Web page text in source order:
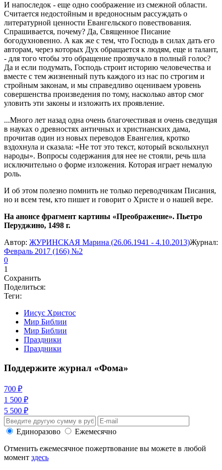
И напоследок - еще одно соображение из смежной области.
Считается недостойным и вредоносным рассуждать о
литературной ценности Евангельского повествования.
Спрашивается, почему? Да, Священное Писание
богодухновенно. А как же с тем, что Господь в силах дать его
авторам, через которых Дух обращается к людям, еще и талант,
- для того чтобы это обращение прозвучало в полный голос?
Да и если подумать, Господь строит историю человечества и
вместе с тем жизненный путь каждого из нас по строгим и
стройным законам, и мы справедливо оцениваем уровень
совершенства произведения по тому, насколько автор смог
уловить эти законы и изложить их проявление.
...Много лет назад одна очень благочестивая и очень сведущая
в науках о древностях античных и христианских дама,
прочитав один из новых переводов Евангелия, кротко
вздохнула и сказала: «Не тот это текст, который всколыхнул
народы». Вопросы содержания для нее не стояли, речь шла
исключительно о форме изложения. Которая играет немалую
роль.
И об этом полезно помнить не только переводчикам Писания,
но и всем тем, кто пишет и говорит о Христе и о нашей вере.
На анонсе фрагмент картины «Преображение». Пьетро
Перуджино, 1498 г.
Автор: ЖУРИНСКАЯ Марина (26.06.1941 - 4.10.2013)Журнал:
Февраль 2017 (166) №2
0
1
Сохранить
Поделиться:
Теги:
Иисус Христос
Мир Библии
Мир Библии
Праздники
Праздники
Поддержите журнал «Фома»
700 ₽
1 500 ₽
5 500 ₽
Единоразово
Ежемесячно
Отменить ежемесячное пожертвование вы можете в любой
момент здесь